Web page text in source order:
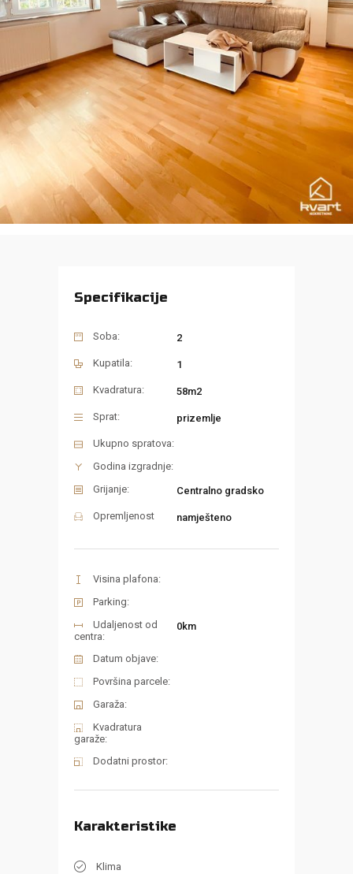
Specifikacije
Soba: 2
Kupatila: 1
Kvadratura: 58m2
Sprat: prizemlje
Ukupno spratova:
Godina izgradnje:
Grijanje:
Centralno gradsko
Opremljenost namješteno
Visina plafona:
Parking:
Udaljenost od
centra:
0km
Datum objave:
Površina parcele:
Garaža:
Kvadratura
garaže:
Dodatni prostor:
Karakteristike
Klima